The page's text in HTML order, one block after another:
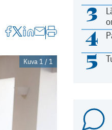
3
4
5
Kuva 1 / 1